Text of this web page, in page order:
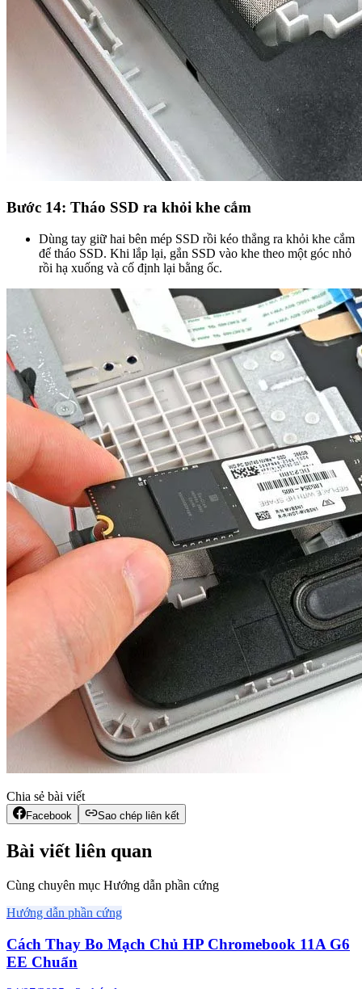
Bước 14: Tháo SSD ra khỏi khe cắm
Dùng tay giữ hai bên mép SSD rồi kéo thẳng ra khỏi khe cắm
để tháo SSD. Khi lắp lại, gắn SSD vào khe theo một góc nhỏ
rồi hạ xuống và cố định lại bằng ốc.
Chia sẻ bài viết
Facebook Sao chép liên kết
Bài viết liên quan
Cùng chuyên mục Hướng dẫn phần cứng
Hướng dẫn phần cứng
Cách Thay Bo Mạch Chủ HP Chromebook 11A G6
EE Chuẩn